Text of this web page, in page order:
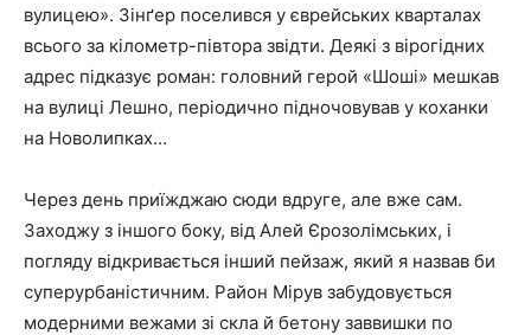
вулицею». Зінґер поселився у єврейських кварталах
всього за кілометр-півтора звідти. Деякі з вірогідних
адрес підказує роман: головний герой «Шоші» мешкав
на вулиці Лешно, періодично підночовував у коханки
на Новолипках…
Через день приїжджаю сюди вдруге, але вже сам.
Заходжу з іншого боку, від Алей Єрозолімських, і
погляду відкривається інший пейзаж, який я назвав би
суперурбаністичним. Район Мірув забудовується
модерними вежами зі скла й бетону заввишки по